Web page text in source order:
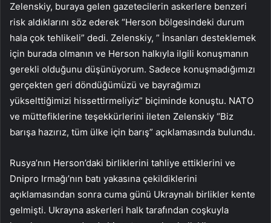
Zelenskiy, buraya gelen gazetecilerin askerlere benzeri
risk aldıklarını söz ederek “Herson bölgesindeki durum
hala çok tehlikeli” dedi. Zelenskiy, ” İnsanları desteklemek
için burada olmanın ve Herson halkıyla ilgili konuşmanın
gerekli olduğunu düşünüyorum. Sadece konuşmadığımızı
gerçekten geri döndüğümüzü ve bayrağımızı
yükselttiğimizi hissettirmeliyiz” biçiminde konuştu. NATO
ve müttefiklerine teşekkürlerini ileten Zelenskiy “Biz
barışa hazırız, tüm ülke için barış” açıklamasında bulundu.
Rusya’nın Herson’daki birliklerini tahliye ettiklerini ve
Dnipro Irmağı’nın batı yakasına çekildiklerini
açıklamasından sonra cuma günü Ukraynalı birlikler kente
gelmişti. Ukrayna askerleri halk tarafından coşkuyla